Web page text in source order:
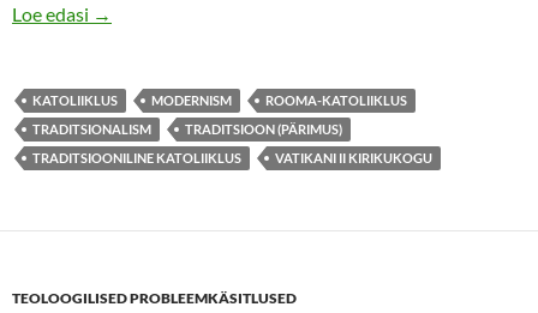
Loe edasi Mida tähendab olla “traditsiooniline katoliiklane”?
→
KATOLIIKLUS MODERNISM
ROOMA-KATOLIIKLUS
TRADITSIONALISM
TRADITSIOON (PÄRIMUS)
TRADITSIOONILINE KATOLIIKLUS
VATIKANI II KIRIKUKOGU
TEOLOOGILISED PROBLEEMKÄSITLUSED